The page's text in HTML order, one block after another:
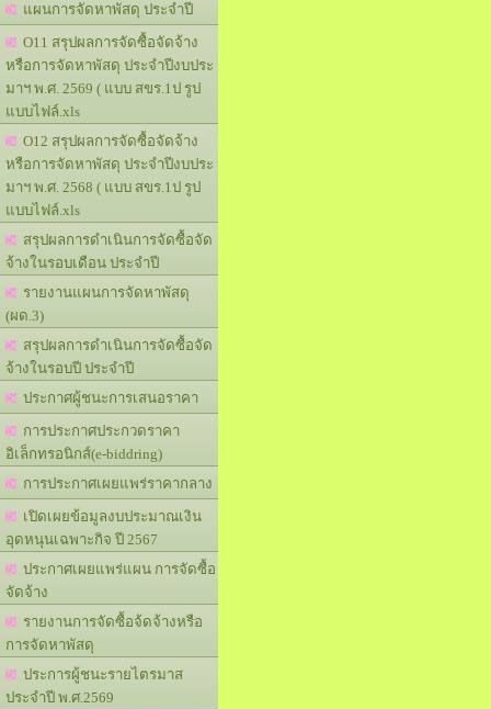
แผนการจัดหาพัสดุ ประจำปี
O11 สรุปผลการจัดซื้อจัดจ้าง
หรือการจัดหาพัสดุ ประจำปีงบประ
มาฯ พ.ศ. 2569 ( แบบ สขร.1ป รูป
แบบไฟล์.xls
O12 สรุปผลการจัดซื้อจัดจ้าง
หรือการจัดหาพัสดุ ประจำปีงบประ
มาฯ พ.ศ. 2568 ( แบบ สขร.1ป รูป
แบบไฟล์.xls
สรุปผลการดำเนินการจัดซื้อจัด
จ้างในรอบเดือน ประจำปี
รายงานแผนการจัดหาพัสดุ
(ผด.3)
สรุปผลการดำเนินการจัดซื้อจัด
จ้างในรอบปี ประจำปี
ประกาศผู้ชนะการเสนอราคา
การประกาศประกวดราคา
อิเล็กทรอนิกส์(e-biddring)
การประกาศเผยแพร่ราคากลาง
เปิดเผยข้อมูลงบประมาณเงิน
อุดหนุนเฉพาะกิจ ปี 2567
ประกาศเผยแพร่แผน การจัดซื้อ
จัดจ้าง
รายงานการจัดซื้อจ้ดจ้างหรือ
การจัดหาพัสดุ
ประการผู้ชนะรายไตรมาส
ประจำปี พ.ศ.2569